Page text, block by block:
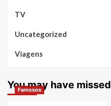
TV
Uncategorized
Viagens
You may have missed
Famosos